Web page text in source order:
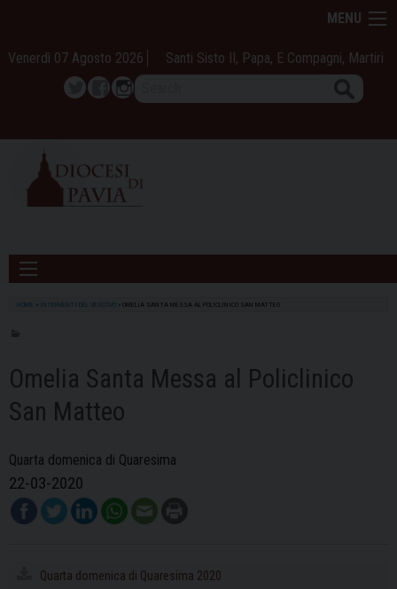
content
MENU
Venerdì 07 Agosto 2026 Santi Sisto II, Papa, E Compagni, Martiri
TwitterFacebook
Instagram
HOME INTERVENTI DEL VESCOVO OMELIA SANTA MESSA AL POLICLINICO SAN MATTEO
Omelia Santa Messa al Policlinico
San Matteo
Quarta domenica di Quaresima
22-03-2020
Quarta domenica di Quaresima 2020